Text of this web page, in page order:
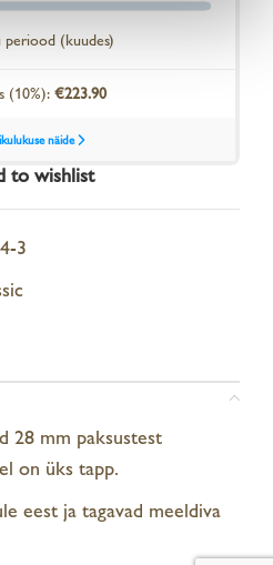
to wishlist
3
28 mm paksustest
on üks tapp.
eest ja tagavad meeldiva